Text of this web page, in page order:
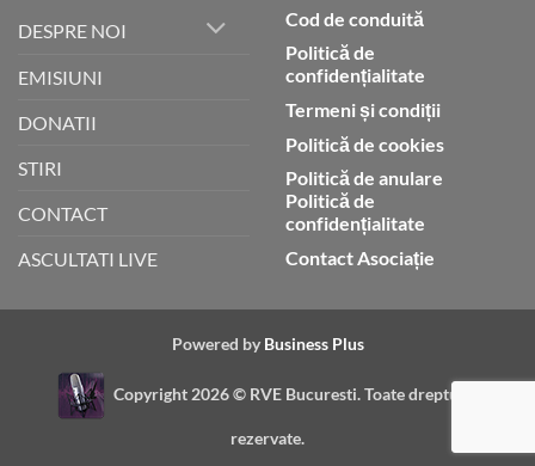
DESPRE NOI
EMISIUNI
DONATII
STIRI
CONTACT
ASCULTATI LIVE
Cod de conduită
Politică de
confidențialitate
Termeni și condiții
Politică de cookies
Politică de anulare
Politică de
confidențialitate
Contact Asociație
Powered by Business Plus
Copyright 2026 © RVE Bucuresti. Toate drepturile
rezervate.